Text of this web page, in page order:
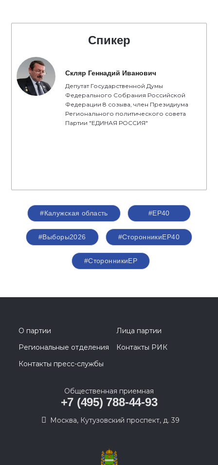
Спикер
Скляр Геннадий Иванович
Депутат Государственной Думы
Федерального Собрания Российской
Федерации 8 созыва, член Президиума
Регионального политического совета
Партии "ЕДИНАЯ РОССИЯ"
#Калужская область #ЕР40
#Выборы2026 #СторонникиЕР40
#СторонникиЕР
О партии
Лица партии
Региональные отделения
Контакты РИК
Контакты пресс-службы
Общественная приемная
+7 (495) 788-44-93
Москва, Кутузовский проспект, д. 39